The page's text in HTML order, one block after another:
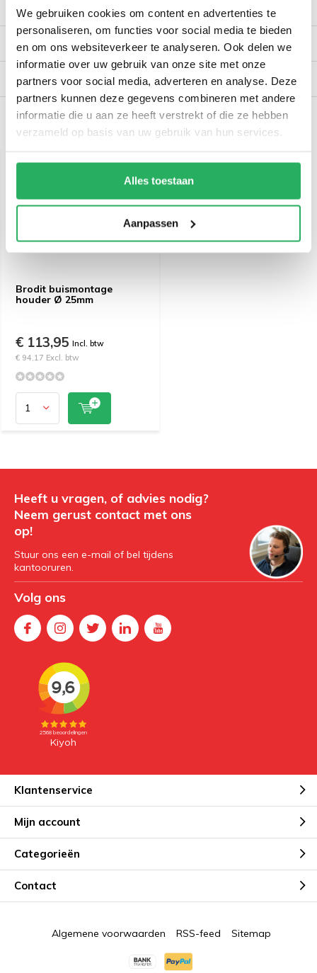
We gebruiken cookies om content en advertenties te
personaliseren, om functies voor social media te bieden
en om ons websiteverkeer te analyseren. Ook delen we
informatie over uw gebruik van onze site met onze
partners voor social media, adverteren en analyse. Deze
partners kunnen deze gegevens combineren met andere
informatie die u aan ze heeft verstrekt of die ze hebben
verzameld op basis van uw gebruik van hun services.
Alles toestaan
Aanpassen
Productomschrijving
Reviews
Verzendinformatie
Recent bekeken
Brodit buismontage
houder Ø 25mm
€ 113,95 Incl. btw
€ 94,17 Excl. btw
Heeft u vragen, of advies nodig?
Neem gerust contact met ons
op!
Stuur ons een e-mail of bel tijdens
kantooruren.
Volg ons
Klantenservice
Mijn account
Categorieën
Contact
Algemene voorwaarden RSS-feed Sitemap